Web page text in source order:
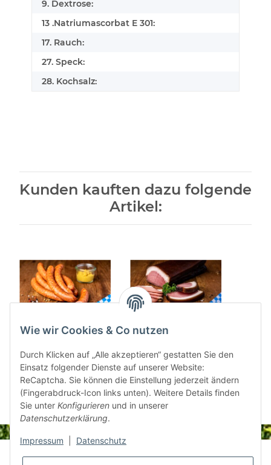
9. Dextrose:
13 .Natriumascorbat E 301:
17. Rauch:
27. Speck:
28. Kochsalz:
Kunden kauften dazu folgende
Artikel:
520g
12,50 €*
Bauerngeräuchertes "
Schwarz" 500 g
13,43 €*
Informationen
Wie wir Cookies & Co nutzen
Durch Klicken auf „Alle akzeptieren“ gestatten Sie den
Einsatz folgender Dienste auf unserer Website:
ReCaptcha. Sie können die Einstellung jederzeit ändern
(Fingerabdruck-Icon links unten). Weitere Details finden
Sie unter Konfigurieren und in unserer
Datenschutzerklärung.
Impressum Datenschutz